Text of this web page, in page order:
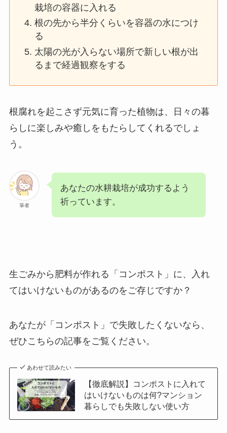
栽培の容器に入れる
根の先から半分くらいを容器の水につけ
る
太陽の光が入らない場所で新しい根が出
るまで経過観察をする
根腐れを起こさず元気に育った植物は、日々の暮
らしに楽しみや癒しをもたらしてくれるでしょ
う。
筆者
あなたの水耕栽培が成功するよう
祈っています。
生ごみから肥料が作れる「コンポスト」に、入れ
てはいけないものがあるのをご存じですか？
あなたが「コンポスト」で失敗したくないなら、
ぜひこちらの記事をご覧ください。
あわせて読みたい
【徹底解説】コンポストに入れて
はいけないものは何?マンション
暮らしでも失敗しない使い方